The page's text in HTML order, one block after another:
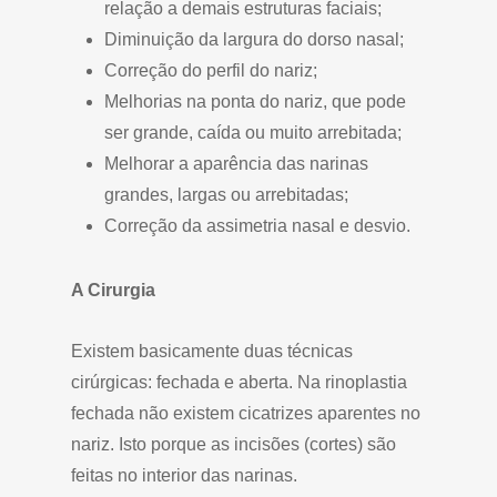
relação a demais estruturas faciais;
Diminuição da largura do dorso nasal;
Correção do perfil do nariz;
Melhorias na ponta do nariz, que pode
ser grande, caída ou muito arrebitada;
Melhorar a aparência das narinas
grandes, largas ou arrebitadas;
Correção da assimetria nasal e desvio.
A Cirurgia
Existem basicamente duas técnicas
cirúrgicas: fechada e aberta. Na rinoplastia
fechada não existem cicatrizes aparentes no
nariz. Isto porque as incisões (cortes) são
feitas no interior das narinas.